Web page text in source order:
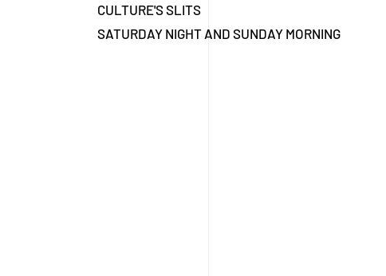
CULTURE'S SLITS
SATURDAY NIGHT AND SUNDAY MORNING